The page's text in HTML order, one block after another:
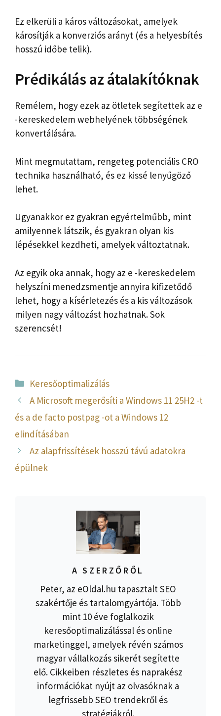
Ez elkerüli a káros változásokat, amelyek
károsítják a konverziós arányt (és a helyesbítés
hosszú időbe telik).
Prédikálás az átalakítóknak
Remélem, hogy ezek az ötletek segítettek az e
-kereskedelem webhelyének többségének
konvertálására.
Mint megmutattam, rengeteg potenciális CRO
technika használható, és ez kissé lenyűgöző
lehet.
Ugyanakkor ez gyakran egyértelműbb, mint
amilyennek látszik, és gyakran olyan kis
lépésekkel kezdheti, amelyek változtatnak.
Az egyik oka annak, hogy az e -kereskedelem
helyszíni menedzsmentje annyira kifizetődő
lehet, hogy a kísérletezés és a kis változások
milyen nagy változást hozhatnak. Sok
szerencsét!
Kategória
Keresőoptimalizálás
A Microsoft megerősíti a Windows 11 25H2 -t
és a de facto postpag -ot a Windows 12
elindításában
Az alapfrissítések hosszú távú adatokra
épülnek
A SZERZŐRŐL
Peter, az eOldal.hu tapasztalt SEO
szakértője és tartalomgyártója. Több
mint 10 éve foglalkozik
keresőoptimalizálással és online
marketinggel, amelyek révén számos
magyar vállalkozás sikerét segítette
elő. Cikkeiben részletes és naprakész
információkat nyújt az olvasóknak a
legfrissebb SEO trendekről és
stratégiákról.